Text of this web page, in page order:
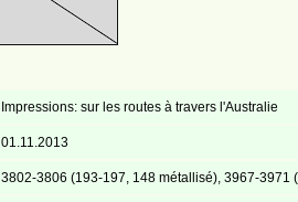
Impressions: sur les routes à travers l'Australie
01.11.2013
3802-3806 (193-197, 148 métallisé), 3967-3971